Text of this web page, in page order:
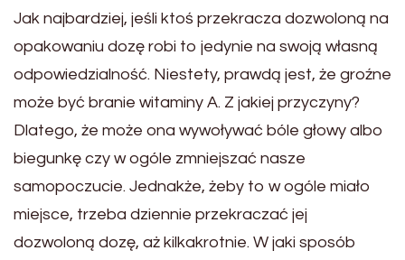
Jak najbardziej, jeśli ktoś przekracza dozwoloną na
opakowaniu dozę robi to jedynie na swoją własną
odpowiedzialność. Niestety, prawdą jest, że groźne
może być branie witaminy A. Z jakiej przyczyny?
Dlatego, że może ona wywoływać bóle głowy albo
biegunkę czy w ogóle zmniejszać nasze
samopoczucie. Jednakże, żeby to w ogóle miało
miejsce, trzeba dziennie przekraczać jej
dozwoloną dozę, aż kilkakrotnie. W jaki sposób